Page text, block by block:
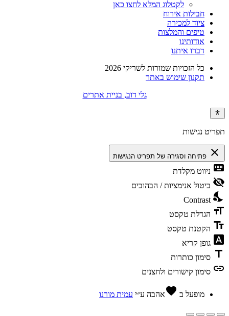
לקטלוג המלא לחצו כאן
חבילות אירוח
ציוד למכירה
טיפים והמלצות
אודותינו
דברו איתנו
כל הזכויות שמורות לשריקי 2026
תקנון שימוש באתר
גלי דוב, בניית אתרים
תפריט נגישות
close פתיחה וסגירה של תפריט הנגישות
keyboard ניווט מקלדת
visibility_off ביטול אנימציות / הבהובים
nights_stay
Contrast
format_size הגדלת טקסט
text_fields הקטנת טקסט
font_download גופן קריא
title סימון כותרות
link סימון קישורים ולחצנים
מופעל ב favoriteאהבה ע״י עמית מורנו